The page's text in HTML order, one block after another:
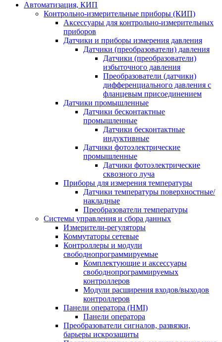
Автоматизация, КИП
Контрольно-измерительные приборы (КИП)
Аксессуары для контрольно-измерительных
приборов
Датчики и приборы измерения давления
Датчики (преобразователи) давления
Датчики (преобразователи)
избыточного давления
Преобразователи (датчики)
дифференциального давления с
фланцевым присоединением
Датчики промышленные
Датчики бесконтактные
промышленные
Датчики бесконтактные
индуктивные
Датчики фотоэлектрические
промышленные
Датчики фотоэлектрические
сквозного луча
Приборы для измерения температуры
Датчики температуры поверхностные/
накладные
Преобразователи температуры
Системы управления и сбора данных
Измерители-регуляторы
Коммутаторы сетевые
Контроллеры и модули
свободнопрограммируемые
Комплектующие и аксессуары
свободнопрограммируемых
контроллеров
Модули расширения входов/выходов
контроллеров
Панели оператора (HMI)
Панели оператора
Преобразователи сигналов, развязки,
барьеры искрозащиты